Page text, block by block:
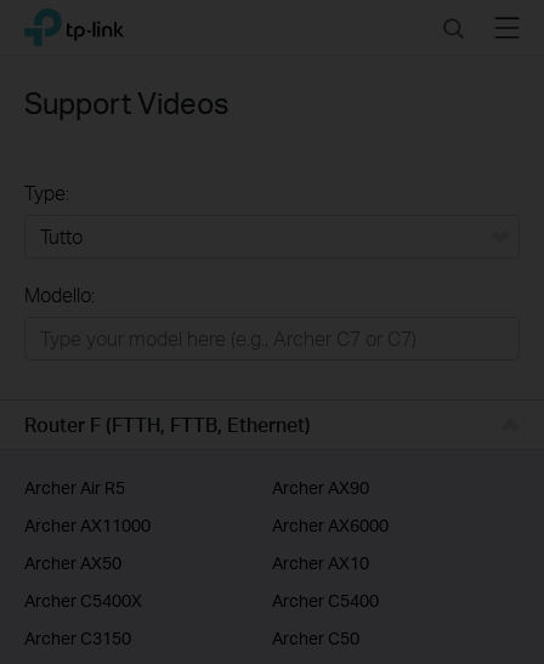
Click
navigation
TP-Link, Reliably Smart SearchMenu
Support Videos
Type:
Business
Modello:
Router F (FTTH, FTTB, Ethernet)
Archer Air R5
Archer AX90
Archer AX11000
Archer AX6000
Archer AX50
Archer AX10
Archer C5400X
Archer C5400
Archer C3150
Archer C50